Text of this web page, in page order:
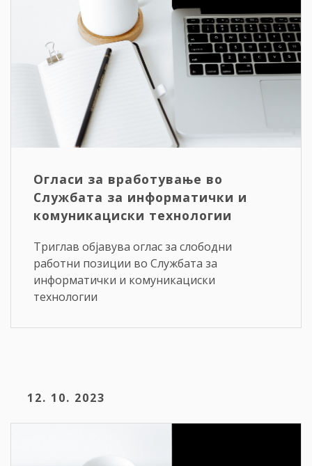
Огласи за вработување во
Службата за информатички и
комуникациски технологии
Триглав објавува оглас за слободни
работни позиции во Службата за
информатички и комуникациски
технологии
12. 10. 2023